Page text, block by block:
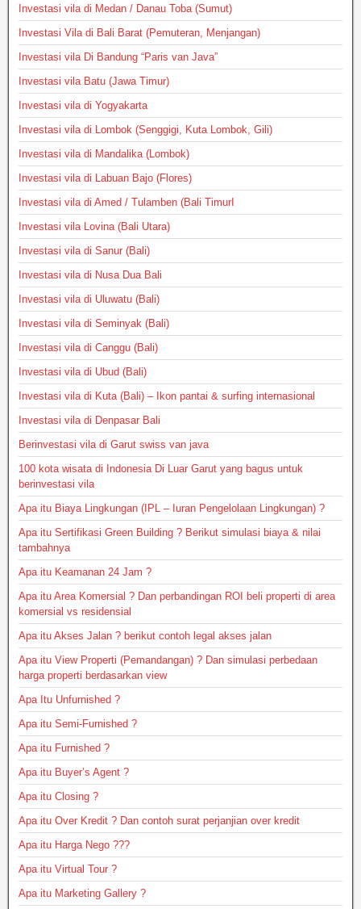
Investasi vila di Medan / Danau Toba (Sumut)
Investasi Vila di Bali Barat (Pemuteran, Menjangan)
Investasi vila Di Bandung “Paris van Java”
Investasi vila Batu (Jawa Timur)
Investasi vila di Yogyakarta
Investasi vila di Lombok (Senggigi, Kuta Lombok, Gili)
Investasi vila di Mandalika (Lombok)
Investasi vila di Labuan Bajo (Flores)
Investasi vila di Amed / Tulamben (Bali TimurI
Investasi vila Lovina (Bali Utara)
Investasi vila di Sanur (Bali)
Investasi vila di Nusa Dua Bali
Investasi vila di Uluwatu (Bali)
Investasi vila di Seminyak (Bali)
Investasi vila di Canggu (Bali)
Investasi vila di Ubud (Bali)
Investasi vila di Kuta (Bali) – Ikon pantai & surfing internasional
Investasi vila di Denpasar Bali
Berinvestasi vila di Garut swiss van java
100 kota wisata di Indonesia Di Luar Garut yang bagus untuk
berinvestasi vila
Apa itu Biaya Lingkungan (IPL – Iuran Pengelolaan Lingkungan) ?
Apa itu Sertifikasi Green Building ? Berikut simulasi biaya & nilai
tambahnya
Apa itu Keamanan 24 Jam ?
Apa itu Area Komersial ? Dan perbandingan ROI beli properti di area
komersial vs residensial
Apa itu Akses Jalan ? berikut contoh legal akses jalan
Apa itu View Properti (Pemandangan) ? Dan simulasi perbedaan
harga properti berdasarkan view
Apa Itu Unfurnished ?
Apa itu Semi-Furnished ?
Apa itu Furnished ?
Apa itu Buyer’s Agent ?
Apa itu Closing ?
Apa itu Over Kredit ? Dan contoh surat perjanjian over kredit
Apa itu Harga Nego ???
Apa itu Virtual Tour ?
Apa itu Marketing Gallery ?